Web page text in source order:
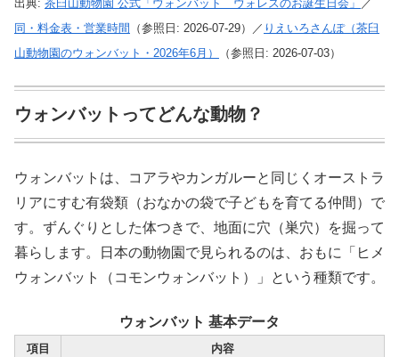
出典: 茶臼山動物園 公式「ウォンバット ウォレスのお誕生日会」 ／
同・料金表・営業時間
（参照日: 2026-07-29）／ りえいろさんぽ（茶臼
山動物園のウォンバット・2026年6月）
（参照日: 2026-07-03）
ウォンバットってどんな動物？
ウォンバットは、コアラやカンガルーと同じくオーストラ
リアにすむ有袋類（おなかの袋で子どもを育てる仲間）で
す。ずんぐりとした体つきで、地面に穴（巣穴）を掘って
暮らします。日本の動物園で見られるのは、おもに「ヒメ
ウォンバット（コモンウォンバット）」という種類です。
ウォンバット 基本データ
項目
内容